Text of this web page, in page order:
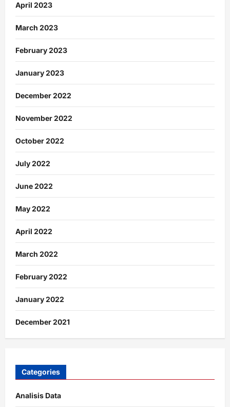
April 2023
March 2023
February 2023
January 2023
December 2022
November 2022
October 2022
July 2022
June 2022
May 2022
April 2022
March 2022
February 2022
January 2022
December 2021
Categories
Analisis Data